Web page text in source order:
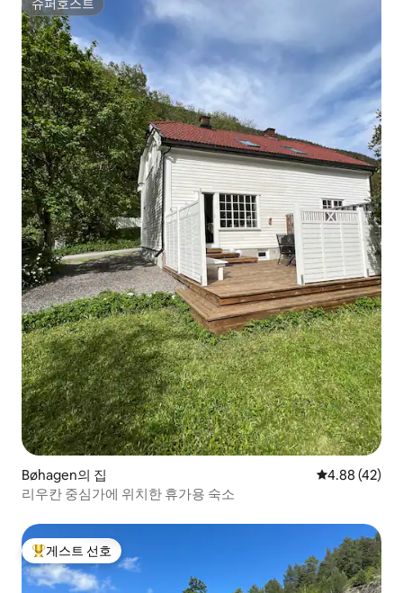
슈퍼호스트
슈퍼호스트
Bøhagen의 집 평점 4.88점(5
4.88 (42)
리우칸 중심가에 위치한 휴가용 숙소
상위 게스트 선호
게스트 선호